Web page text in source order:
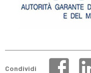
Condividi